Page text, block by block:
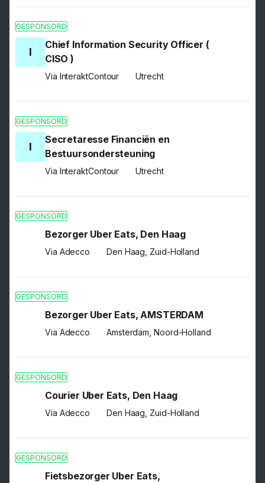
GESPONSORD
I
Chief Information Security Officer (
CISO )
Via InteraktContour Utrecht
GESPONSORD
I
Secretaresse Financiën en
Bestuursondersteuning
Via InteraktContour Utrecht
GESPONSORD
Bezorger Uber Eats, Den Haag
Via Adecco Den Haag, Zuid-Holland
GESPONSORD
Bezorger Uber Eats, AMSTERDAM
Via Adecco Amsterdam, Noord-Holland
GESPONSORD
Courier Uber Eats, Den Haag
Via Adecco Den Haag, Zuid-Holland
GESPONSORD
Fietsbezorger Uber Eats,